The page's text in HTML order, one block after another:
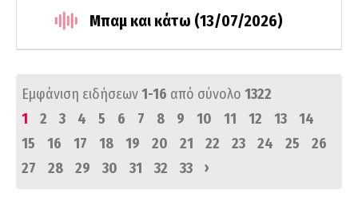
Μπαμ και κάτω (13/07/2026)
Εμφάνιση ειδήσεων1-16 από σύνολο 1322
1
2 3 4 5 6 7 8 9 10 11 12 13
14
15
16 17 18 19 20 21 22 23 24 25
26
27
28 29 30 31 32 33 ›